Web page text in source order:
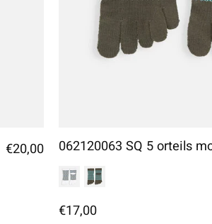
€20,00 062120063 SQ 5 orteils
€17,00